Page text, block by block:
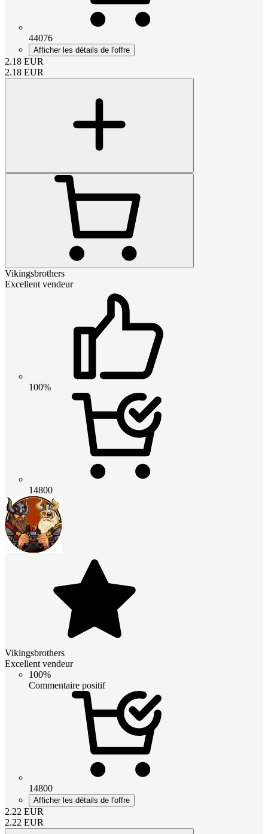
44076
Afficher les détails de l'offre
2.18 EUR
2.18 EUR
Vikingsbrothers
Excellent vendeur
100%
14800
Vikingsbrothers
Excellent vendeur
100%
Commentaire positif
14800
Afficher les détails de l'offre
2.22 EUR
2.22 EUR